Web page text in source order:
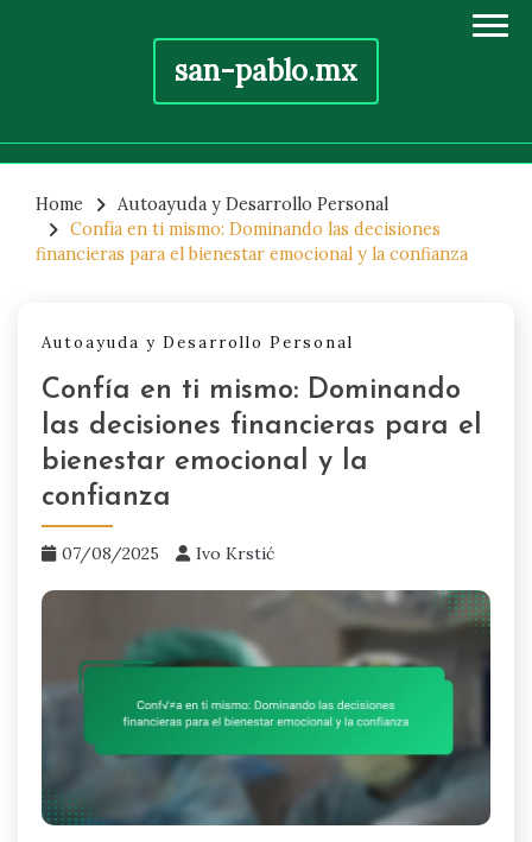
san-pablo.mx
content
Home
Autoayuda y Desarrollo Personal
Confía en ti mismo: Dominando las decisiones
financieras para el bienestar emocional y la confianza
Autoayuda y Desarrollo Personal
Confía en ti mismo: Dominando
las decisiones financieras para el
bienestar emocional y la
confianza
07/08/2025 Ivo Krstić